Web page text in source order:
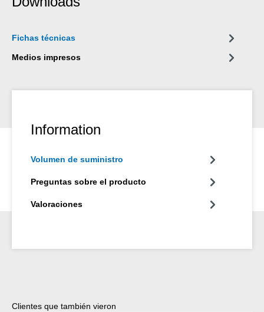
Fichas técnicas
Medios impresos
Information
Volumen de suministro
Preguntas sobre el producto
Valoraciones
Omitir la galería de productos
Clientes que también vieron